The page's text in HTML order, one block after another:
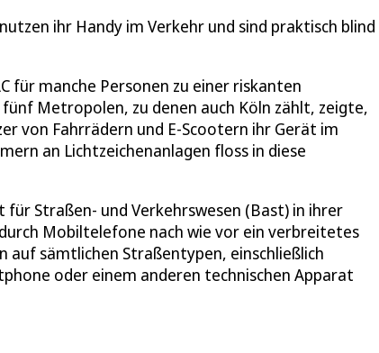
ihr Handy im Verkehr und sind praktisch blind
für manche Personen zu einer riskanten
Metropolen, zu denen auch Köln zählt, zeigte,
von Fahrrädern und E-Scootern ihr Gerät im
an Lichtzeichenanlagen floss in diese
Straßen- und Verkehrswesen (Bast) in ihrer
Mobiltelefone nach wie vor ein verbreitetes
auf sämtlichen Straßentypen, einschließlich
oder einem anderen technischen Apparat